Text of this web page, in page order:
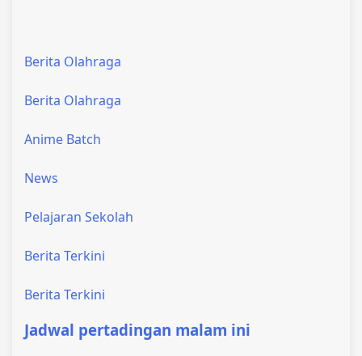
Berita Olahraga
Berita Olahraga
Anime Batch
News
Pelajaran Sekolah
Berita Terkini
Berita Terkini
Jadwal pertadingan malam ini